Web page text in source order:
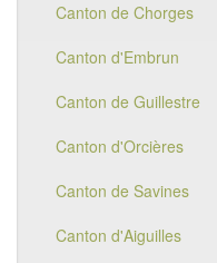
Canton de Chorges
Canton d'Embrun
Canton de Guillestre
Canton d'Orcières
Canton de Savines
Canton d'Aiguilles